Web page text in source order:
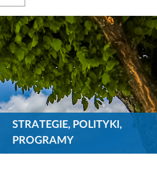
STRATEGIE, POLITYKI,
PROGRAMY